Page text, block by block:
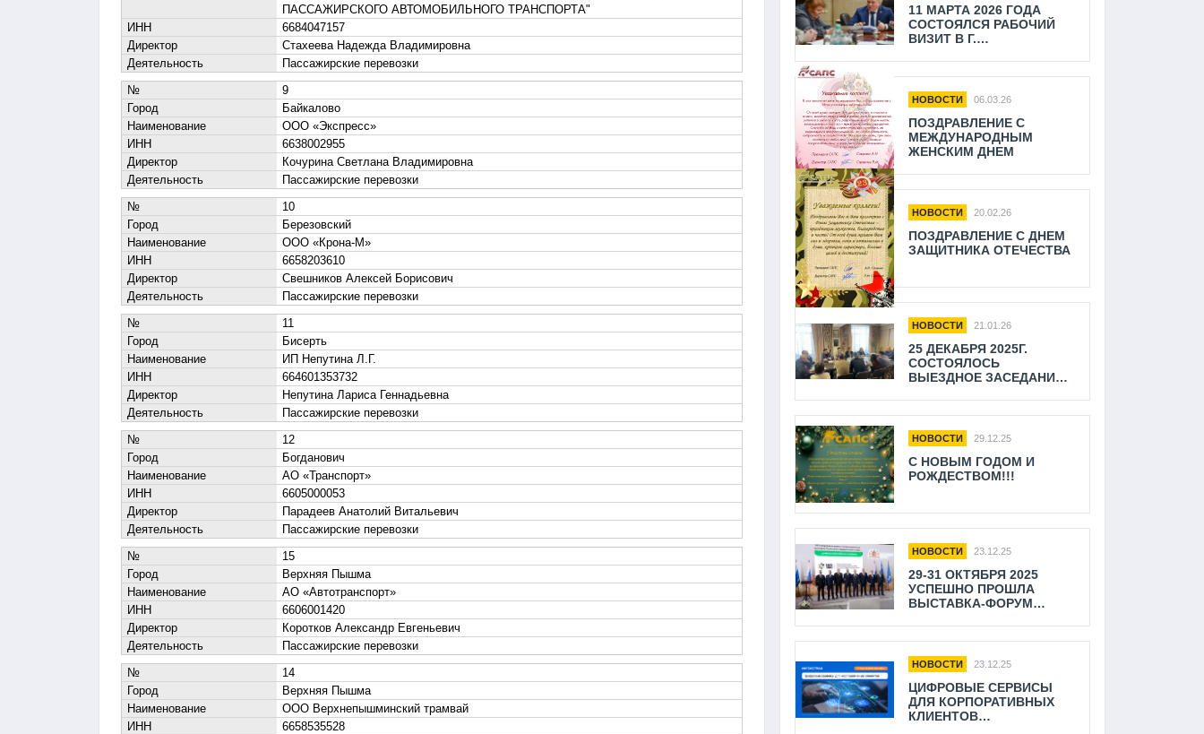
ПАССАЖИРСКОГО АВТОМОБИЛЬНОГО ТРАНСПОРТА"
ИНН
6684047157
Директор
Стахеева Надежда Владимировна
Деятельность
Пассажирские перевозки
№
9
Город
Байкалово
Наименование
ООО «Экспресс»
ИНН
6638002955
Директор
Кочурина Светлана Владимировна
Деятельность
Пассажирские перевозки
№
10
Город
Березовский
Наименование
ООО «Крона-М»
ИНН
6658203610
Директор
Свешников Алексей Борисович
Деятельность
Пассажирские перевозки
№
11
Город
Бисерть
Наименование
ИП Непутина Л.Г.
ИНН
664601353732
Директор
Непутина Лариса Геннадьевна
Деятельность
Пассажирские перевозки
№
12
Город
Богданович
Наименование
АО «Транспорт»
ИНН
6605000053
Директор
Парадеев Анатолий Витальевич
Деятельность
Пассажирские перевозки
№
15
Город
Верхняя Пышма
Наименование
АО «Автотранспорт»
ИНН
6606001420
Директор
Коротков Александр Евгеньевич
Деятельность
Пассажирские перевозки
№
14
Город
Верхняя Пышма
Наименование
ООО Верхнепышминский трамвай
ИНН
6658535528
11 МАРТА 2026 ГОДА
СОСТОЯЛСЯ РАБОЧИЙ
ВИЗИТ В Г.
НОВОСТИ 06.03.26
ПОЗДРАВЛЕНИЕ С
МЕЖДУНАРОДНЫМ
ЖЕНСКИМ ДНЕМ
НОВОСТИ 20.02.26
ПОЗДРАВЛЕНИЕ С ДНЕМ
ЗАЩИТНИКА ОТЕЧЕСТВА
НОВОСТИ 21.01.26
25 ДЕКАБРЯ 2025Г.
СОСТОЯЛОСЬ
ВЫЕЗДНОЕ ЗАСЕДАНИЕ
НОВОСТИ 29.12.25
С НОВЫМ ГОДОМ И
РОЖДЕСТВОМ!!!
НОВОСТИ 23.12.25
29-31 ОКТЯБРЯ 2025
УСПЕШНО ПРОШЛА
ВЫСТАВКА-ФОРУМ
НОВОСТИ 23.12.25
ЦИФРОВЫЕ СЕРВИСЫ
ДЛЯ КОРПОРАТИВНЫХ
КЛИЕНТОВ